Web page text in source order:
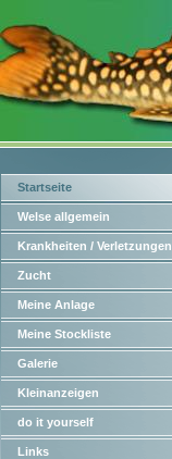
Startseite
Welse allgemein
Krankheiten / Verletzungen
Zucht
Meine Anlage
Meine Stockliste
Galerie
Kleinanzeigen
do it yourself
Links